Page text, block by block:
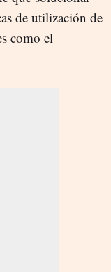
de utilización de
como el